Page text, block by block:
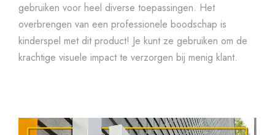
gebruiken voor heel diverse toepassingen. Het
overbrengen van een professionele boodschap is
kinderspel met dit product! Je kunt ze gebruiken om de
krachtige visuele impact te verzorgen bij menig klant.